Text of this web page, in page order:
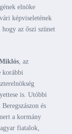
elnöke
képviseletének
az őszi szünet
, az
korábbi
is. Utóbbi
és
a kormány
fiatalok,